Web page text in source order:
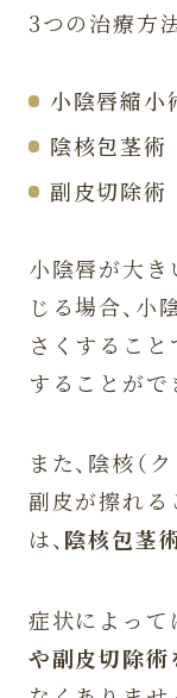
3つの治療方
小陰唇縮小
陰核包茎術
副皮切除術
小陰唇が大
じる場合、小
さくすること
することがで
また、陰核（
副皮が擦れ
は、 陰核包茎
症状によって
や副皮切除術